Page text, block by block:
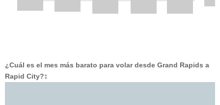
¿Cuál es el mes más barato para volar desde Grand Rapids a
Rapid City?‡